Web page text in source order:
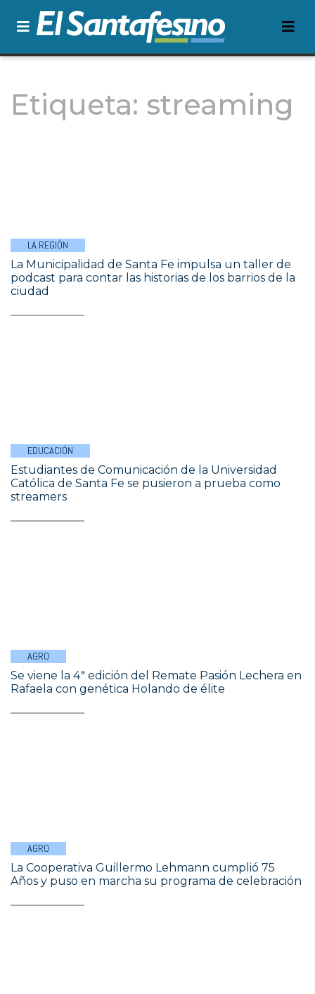
Etiqueta: streaming
LA REGIÓN
La Municipalidad de Santa Fe impulsa un taller de
podcast para contar las historias de los barrios de la
ciudad
EDUCACIÓN
Estudiantes de Comunicación de la Universidad
Católica de Santa Fe se pusieron a prueba como
streamers
AGRO
Se viene la 4ª edición del Remate Pasión Lechera en
Rafaela con genética Holando de élite
AGRO
La Cooperativa Guillermo Lehmann cumplió 75
Años y puso en marcha su programa de celebración